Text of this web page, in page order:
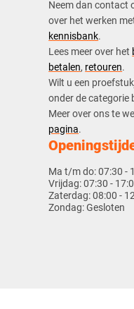
Neem dan contact
over het werken
kennisbank.
​Lees meer over het
betalen, retouren.​
​Wilt u een
onder de categorie
​​Meer over ons te
pagina.
Ma t/m do:07:30 -
Vrijdag:07:30 -
Zaterdag:08:00 -
Zondag:Gesloten